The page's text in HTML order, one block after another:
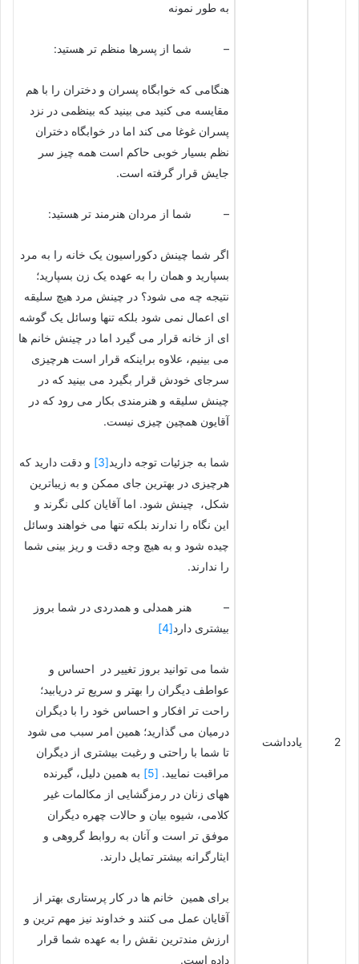
2 یادداشت
به طور نمونه
– شما از پسرها منظم تر هستید:
هنگامی که خوابگاه پسران و دختران را با هم
مقایسه می کنید می بینید که بینظمی در نزد
پسران غوغا می کند اما در خوابگاه دختران
نظم بسیار خوبی حاکم است همه چیز سر
جایش قرار گرفته است.
– شما از مردان هنرمند تر هستید:
اگر شما چینش دکوراسیون یک خانه را به مرد
بسپارید و همان را به عهده یک زن بسپارید؛
نتیجه چه می شود؟ در چینش مرد هیچ سلیقه
ای اعمال نمی شود بلکه تنها وسائل یک گوشه
ای از خانه قرار می گیرد اما در چینش خانم ها
می بینیم، علاوه براینکه قرار است هرچیزی
سرجای خودش قرار بگیرد می بینید که در
چینش سلیقه و هنرمندی بکار می رود که در
آقایون همچین چیزی نیست.
شما به جزئیات توجه دارید[3]
و دقت دارید که
هرچیزی در بهترین جای ممکن و به زیباترین
شکل، چینش شود. اما آقایان کلی نگرند و
این نگاه را ندارند بلکه تنها می خواهند وسائل
چیده شود و به هیچ وجه دقت و ریز بینی شما
را ندارند.
– هنر همدلی و همدردی در شما بروز
بیشتری دارد[4]
شما می توانید بروز تغییر در احساس و
عواطف دیگران را بهتر و سریع تر دریابید؛
راحت تر افکار و احساس خود را با دیگران
درمیان می گذارید؛ همین امر سبب می شود
تا شما با راحتی و رغبت بیشتری از دیگران
مراقبت نمایید. [5]
به همین دلیل، گیرنده
ههای زنان در رمزگشایی از مکالمات غیر
کلامی، شیوه بیان و حالات چهره دیگران
موفق تر است و آنان به روابط گروهی و
ایثارگرانه بیشتر تمایل دارند.
برای همین خانم ها در کار پرستاری بهتر از
آقایان عمل می کنند و خداوند نیز مهم ترین و
ارزش مندترین نقش را به عهده شما قرار
داده است.